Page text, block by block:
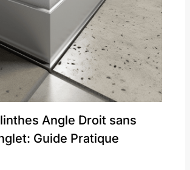
Angle Droit sans
Guide Pratique